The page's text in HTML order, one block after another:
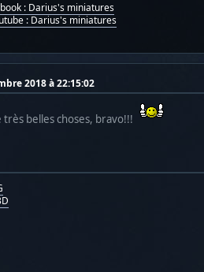
: Darius's miniatures
: Darius's miniatures
2018 à 22:15:02
belles choses, bravo!!!